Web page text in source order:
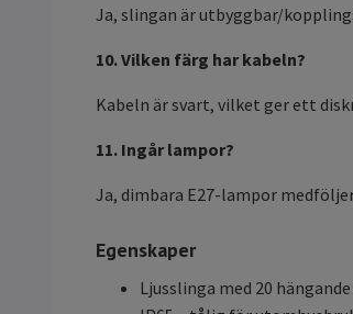
Ja, slingan är utbyggbar/
10. Vilken färg har kabeln?
Kabeln är svart, vilket ger ett
11. Ingår lampor?
Ja, dimbara E27-lampor
Egenskaper
Ljusslinga med 20